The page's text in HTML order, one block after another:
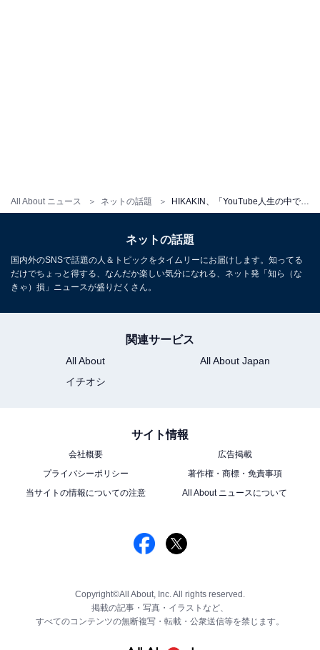
All About ニュース ネットの話題
ネットの話題
国内外のSNSで話題の人＆トピックをタイムリーにお届けします。知ってる
だけでちょっと得する、なんだか楽しい気分になれる、ネット発「知ら（な
きゃ）損」ニュースが盛りだくさん。
関連サービス
All About
All About Japan
イチオシ
サイト情報
会社概要
広告掲載
プライバシーポリシー
著作権・商標・免責事項
当サイトの情報についての注意
All About ニュースについて
Copyright©All About, Inc. All rights reserved.
掲載の記事・写真・イラストなど、
すべてのコンテンツの無断複写・転載・公衆送信等を禁じます。